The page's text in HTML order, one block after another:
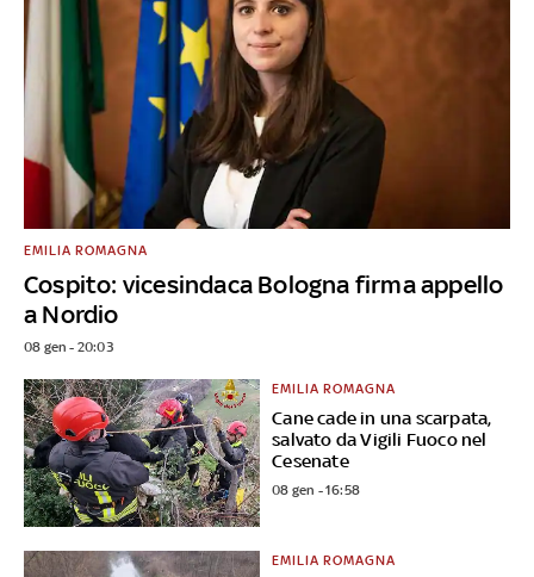
Cospito: vicesindaca Bologna firma appello
a Nordio
EMILIA ROMAGNA
08 gen - 20:03
Cane cade in una scarpata,
salvato da Vigili Fuoco nel
Cesenate
EMILIA ROMAGNA
08 gen - 16:58
EMILIA ROMAGNA